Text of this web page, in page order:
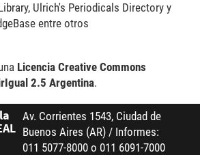
Ulrich's Periodicals Directory y
entre otros
Licencia Creative Commons
2.5 Argentina.
Av. Corrientes 1543, Ciudad de
Buenos Aires (AR) / Informes:
011 5077-8000 o 011 6091-7000